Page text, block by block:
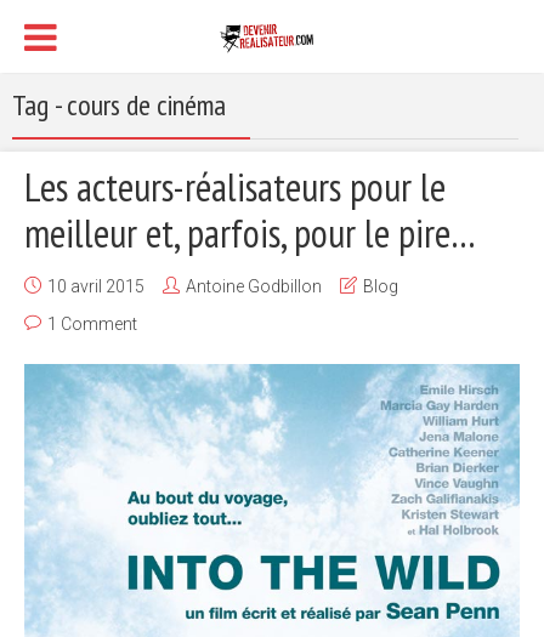
Tag - cours de cinéma
Les acteurs-réalisateurs pour le
meilleur et, parfois, pour le pire…
10 avril 2015 Antoine Godbillon
Blog
1 Comment